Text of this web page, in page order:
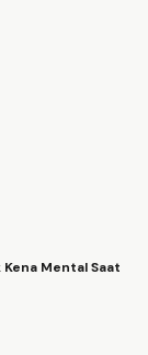
Kena Mental Saat